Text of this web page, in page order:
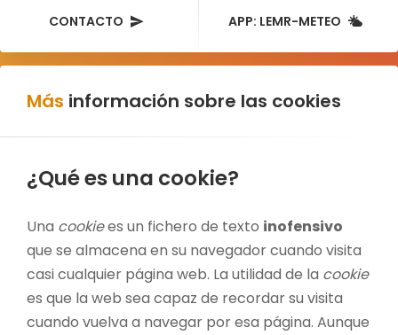
CONTACTO APP: LEMR-METEO
Más información sobre las cookies
¿Qué es una cookie?
Una cookiees un fichero de texto inofensivo
que se almacena en su navegador cuando visita
casi cualquier página web. La utilidad de la cookie
es que la web sea capaz de recordar su visita
cuando vuelva a navegar por esa página. Aunque